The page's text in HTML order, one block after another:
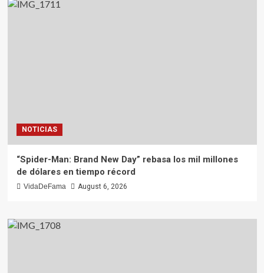
NOTICIAS
“Spider-Man: Brand New Day” rebasa los mil millones
de dólares en tiempo récord
VidaDeFama August 6, 2026